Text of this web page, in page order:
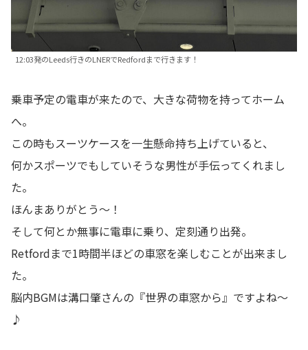
12:03発のLeeds行きのLNERでRedfordまで行きます！
乗車予定の電車が来たので、大きな荷物を持ってホーム
へ。
この時もスーツケースを一生懸命持ち上げていると、
何かスポーツでもしていそうな男性が手伝ってくれまし
た。
ほんまありがとう～！
そして何とか無事に電車に乗り、定刻通り出発。
Retfordまで1時間半ほどの車窓を楽しむことが出来まし
た。
脳内BGMは溝口肇さんの『世界の車窓から』ですよね～
♪